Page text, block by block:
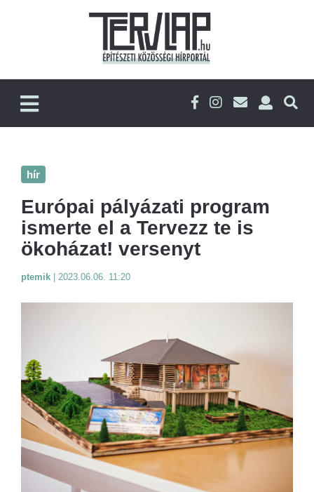
hír
Európai pályázati program
ismerte el a Tervezz te is
ökoházat! versenyt
ptemik 2023.06.06. 11:20